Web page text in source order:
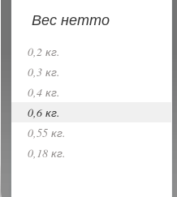
Вес нетто
0,2 кг.
0,3 кг.
0,4 кг.
0,6 кг.
0,55 кг.
0,18 кг.